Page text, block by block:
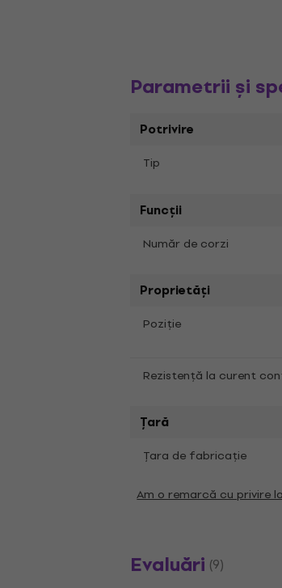
Parametrii și
Potrivire
Tip
Funcții
Număr de corzi
Proprietăți
Poziţie
Rezistență la curent
Țară
Ţara de fabricaţie
Am o remarcă cu privire
Evaluări (9)